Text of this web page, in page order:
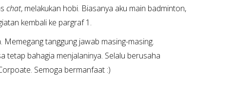
chat, melakukan hobi. Biasanya aku main badminton,
kembali ke pargraf 1.
tanggung jawab masing-masing.
tetap bahagia menjalaninya. Selalu berusaha
Semoga bermanfaat :)